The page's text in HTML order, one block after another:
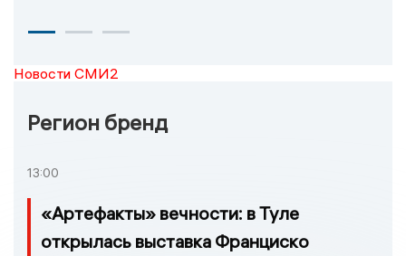
Новости СМИ2
Регион бренд
13:00
«Артефакты» вечности: в Туле
открылась выставка Франциско